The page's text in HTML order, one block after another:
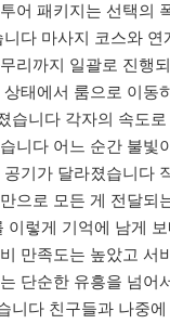
어 패키지는 선택의
다 마사지 코스와
리까지 일괄로 진행
태에서 룸으로 이동
습니다 각자의 속도
니다 어느 순간 불빛
기가 달라졌습니다
으로 모든 게 전달되
이렇게 기억에 남게
만족도는 높았고 서
단순한 유흥을 넘어
니다 친구들과 나중